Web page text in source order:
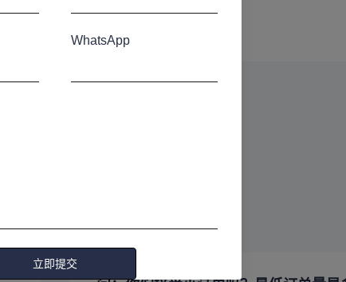
见
WhatsApp
立即提交